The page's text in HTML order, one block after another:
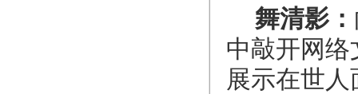
舞清影：
中敲开网
展示在世